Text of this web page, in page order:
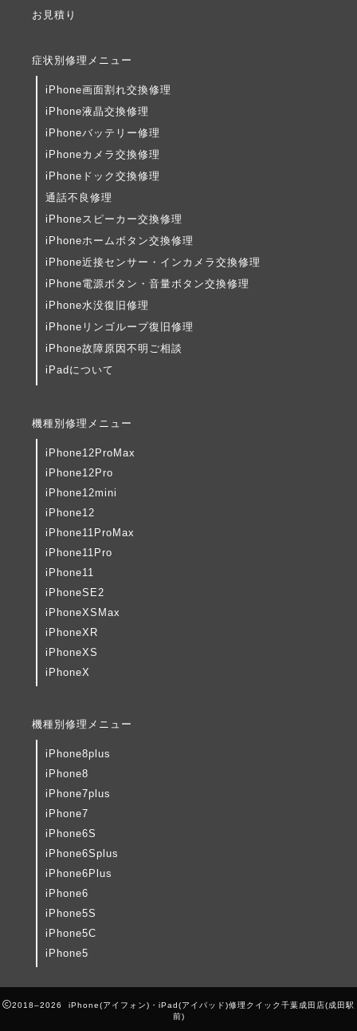
お見積り
症状別修理メニュー
iPhone画面割れ交換修理
iPhone液晶交換修理
iPhoneバッテリー修理
iPhoneカメラ交換修理
iPhoneドック交換修理
通話不良修理
iPhoneスピーカー交換修理
iPhoneホームボタン交換修理
iPhone近接センサー・インカメラ交換修理
iPhone電源ボタン・音量ボタン交換修理
iPhone水没復旧修理
iPhoneリンゴループ復旧修理
iPhone故障原因不明ご相談
iPadについて
機種別修理メニュー
iPhone12ProMax
iPhone12Pro
iPhone12mini
iPhone12
iPhone11ProMax
iPhone11Pro
iPhone11
iPhoneSE2
iPhoneXSMax
iPhoneXR
iPhoneXS
iPhoneX
機種別修理メニュー
iPhone8plus
iPhone8
iPhone7plus
iPhone7
iPhone6S
iPhone6Splus
iPhone6Plus
iPhone6
iPhone5S
iPhone5C
iPhone5
2018–2026 iPhone(アイフォン)・iPad(アイパッド)修理クイック千葉成田店(成田駅
前)